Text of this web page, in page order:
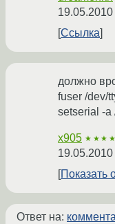
Ссылка
должно
fuser /dev/
setserial -a
x905
Показать
Ответ на: